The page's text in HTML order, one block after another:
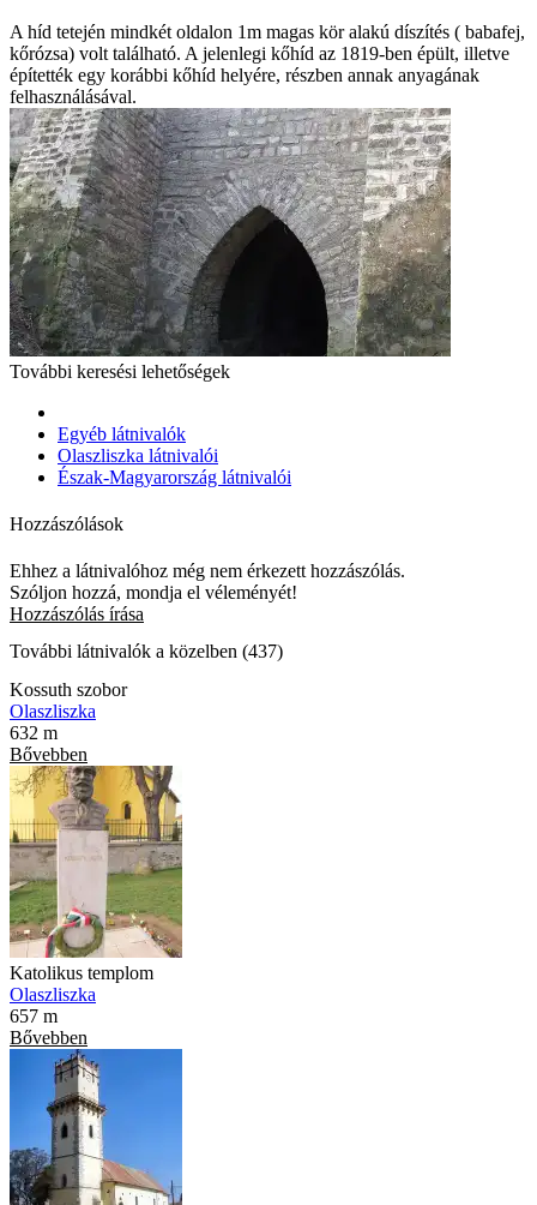
A híd tetején mindkét oldalon 1m magas kör alakú díszítés ( babafej,
kőrózsa) volt található. A jelenlegi kőhíd az 1819-ben épült, illetve
építették egy korábbi kőhíd helyére, részben annak anyagának
felhasználásával.
További keresési lehetőségek
Egyéb látnivalók
Olaszliszka látnivalói
Észak-Magyarország látnivalói
Hozzászólások
Ehhez a látnivalóhoz még nem érkezett hozzászólás.
Szóljon hozzá, mondja el véleményét!
Hozzászólás írása
További látnivalók a közelben (437)
Kossuth szobor
Olaszliszka
632 m
Bővebben
Katolikus templom
Olaszliszka
657 m
Bővebben